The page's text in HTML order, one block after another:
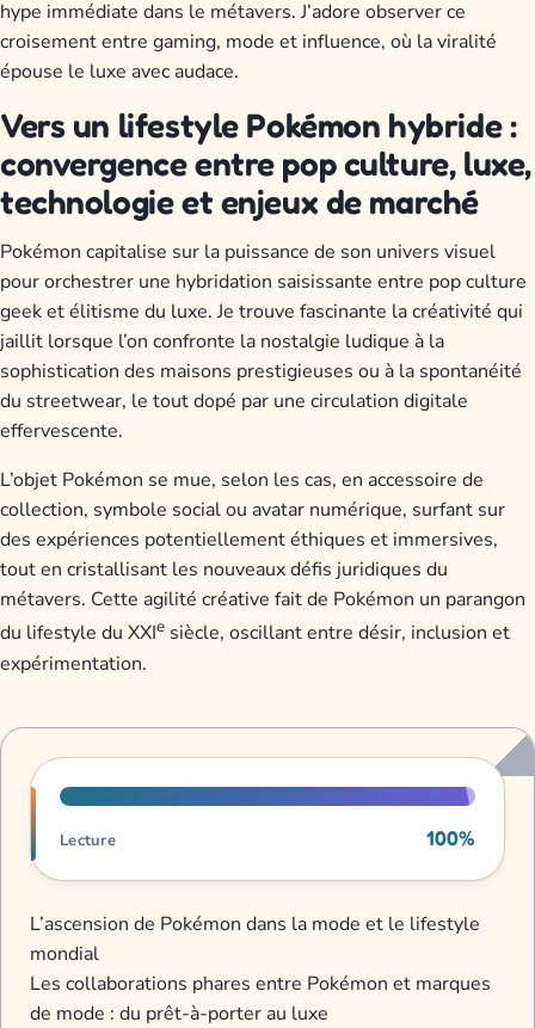
hype immédiate dans le métavers. J’adore observer ce
croisement entre gaming, mode et influence, où la viralité
épouse le luxe avec audace.
Vers un lifestyle Pokémon hybride :
convergence entre pop culture, luxe,
technologie et enjeux de marché
Pokémon capitalise sur la puissance de son univers visuel
pour orchestrer une hybridation saisissante entre pop culture
geek et élitisme du luxe. Je trouve fascinante la créativité qui
jaillit lorsque l’on confronte la nostalgie ludique à la
sophistication des maisons prestigieuses ou à la spontanéité
du streetwear, le tout dopé par une circulation digitale
effervescente.
L’objet Pokémon se mue, selon les cas, en accessoire de
collection, symbole social ou avatar numérique, surfant sur
des expériences potentiellement éthiques et immersives,
tout en cristallisant les nouveaux défis juridiques du
métavers. Cette agilité créative fait de Pokémon un parangon
du lifestyle du XXIe siècle, oscillant entre désir, inclusion et
expérimentation.
Progression de lecture
Lecture 100%
L’ascension de Pokémon dans la mode et le lifestyle
mondial
Les collaborations phares entre Pokémon et marques
de mode : du prêt-à-porter au luxe